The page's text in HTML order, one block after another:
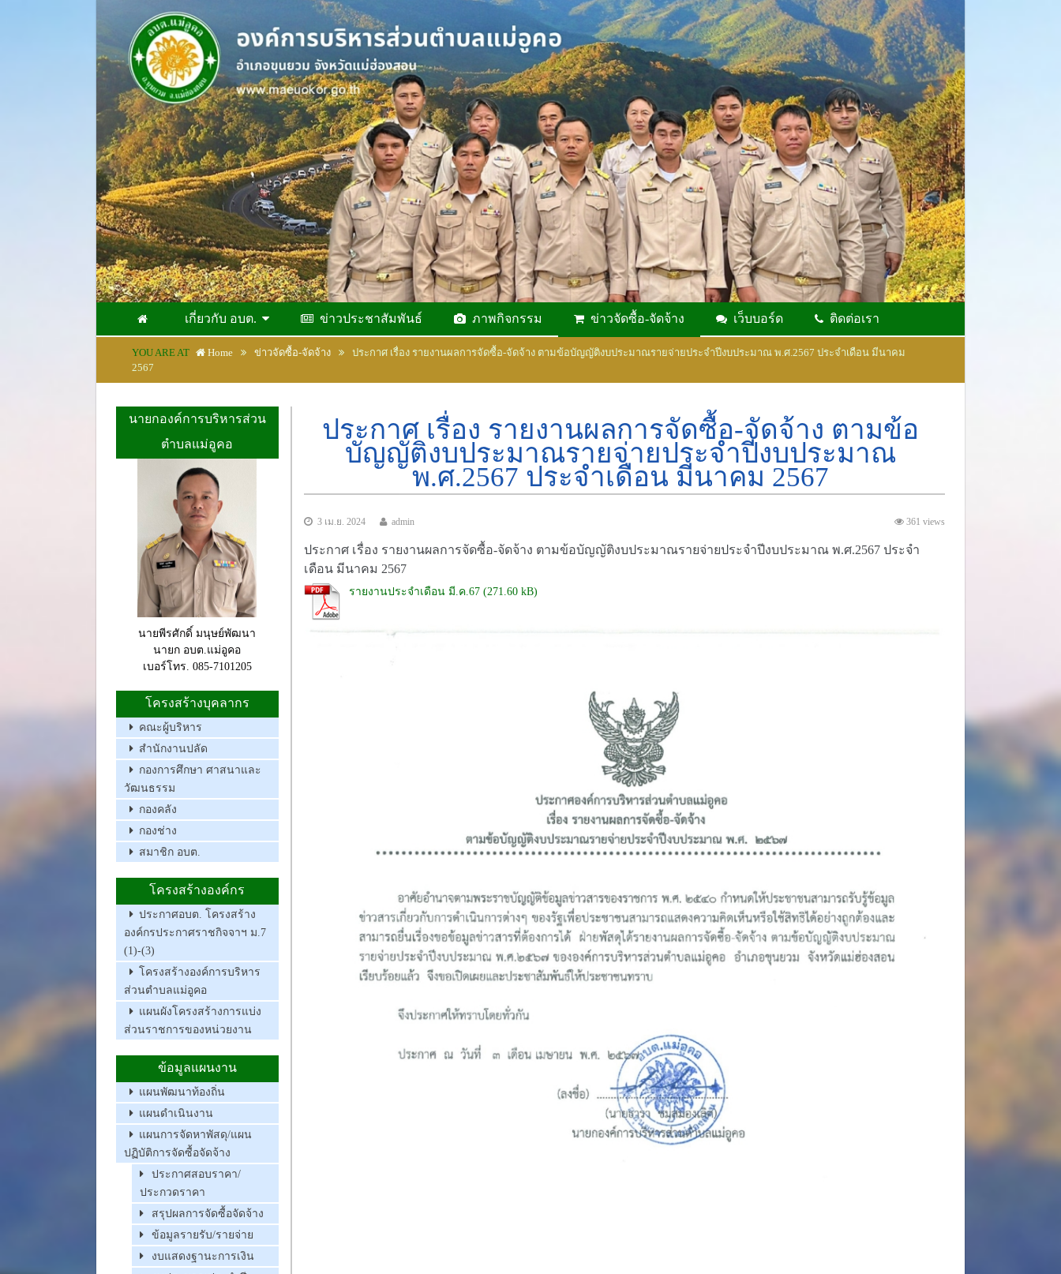
เกี่ยวกับ อบต. ข่าวประชาสัมพันธ์ ภาพกิจกรรม ข่าวจัดซื้อ-จัดจ้าง เว็บบอร์ด ติดต่อเรา
YOU ARE AT Home ข่าวจัดซื้อ-จัดจ้าง
ประกาศ เรื่อง รายงานผลการจัดซื้อ-จัดจ้าง ตามข้อบัญญัติงบประมาณรายจ่ายประจำปีงบประมาณ พ.ศ.2567 ประจำเดือน มีนาคม
2567
นายกองค์การบริหารส่วน
ตำบลแม่อูคอ
นายพีรศักดิ์ มนุษย์พัฒนา
นายก อบต.แม่อูคอ
เบอร์โทร. 085-7101205
โครงสร้างบุคลากร
คณะผู้บริหาร
สำนักงานปลัด
กองการศึกษา ศาสนาและ
วัฒนธรรม
กองคลัง
กองช่าง
สมาชิก อบต.
โครงสร้างองค์กร
ประกาศอบต. โครงสร้าง
องค์กรประกาศราชกิจจาฯ ม.7
(1)-(3)
โครงสร้างองค์การบริหาร
ส่วนตำบลแม่อูคอ
แผนผังโครงสร้างการแบ่ง
ส่วนราชการของหน่วยงาน
ข้อมูลแผนงาน
แผนพัฒนาท้องถิ่น
แผนดำเนินงาน
แผนการจัดหาพัสดุ/แผน
ปฏิบัติการจัดซื้อจัดจ้าง
ประกาศสอบราคา/
ประกวดราคา
สรุปผลการจัดซื้อจัดจ้าง
ข้อมูลรายรับ/รายจ่าย
งบแสดงฐานะการเงิน
ประกาศ เรื่อง รายงานผลการจัดซื้อ-จัดจ้าง ตามข้อ
บัญญัติงบประมาณรายจ่ายประจำปีงบประมาณ
พ.ศ.2567 ประจำเดือน มีนาคม 2567
3 เม.ย. 2024 361 views
admin
ประกาศ เรื่อง รายงานผลการจัดซื้อ-จัดจ้าง ตามข้อบัญญัติงบประมาณรายจ่ายประจำปีงบประมาณ พ.ศ.2567 ประจำ
เดือน มีนาคม 2567
รายงานประจำเดือน มี.ค.67